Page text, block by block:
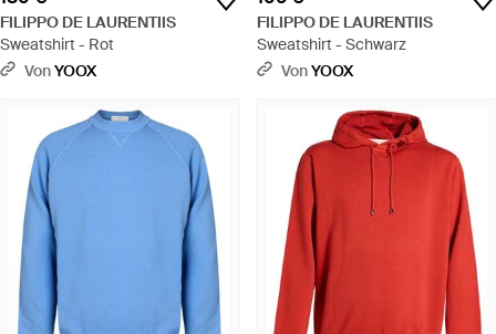
FILIPPO DE LAURENTIIS
Sweatshirt - Rot
VonYOOX
FILIPPO DE LAURENTIIS
Sweatshirt - Schwarz
VonYOOX